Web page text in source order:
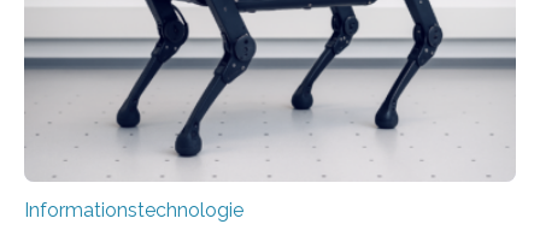
bremst komplexe Anwendungen aus. Da KI-Modelle
immer größer werden und riesige Datenmengen
verarbeiten müssen, steigt der Bedarf an neuen
Rechenarchitekturen. Neben Quantencomputern
rücken dabei insbesondere…
Informationstechnologie